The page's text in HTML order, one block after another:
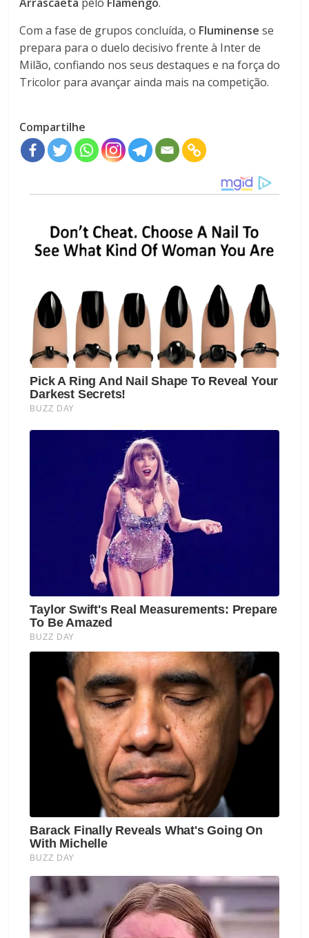
Com a fase de grupos concluída, o Fluminense se
prepara para o duelo decisivo frente à Inter de
Milão, confiando nos seus destaques e na força do
Tricolor para avançar ainda mais na competição.
Compartilhe